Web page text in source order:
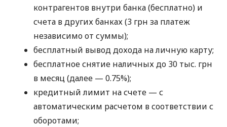
контрагентов внутри банка (бесплатно) и
счета в других банках (3 грн за платеж
независимо от суммы);
бесплатный вывод дохода на личную карту;
бесплатное снятие наличных до 30 тыс. грн
в месяц (далее — 0.75%);
кредитный лимит на счете — с
автоматическим расчетом в соответствии с
оборотами;